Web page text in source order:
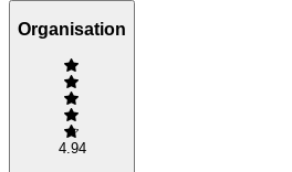
Organisation
4.94